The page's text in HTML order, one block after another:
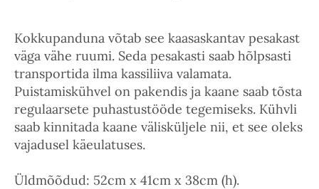
Kokkupanduna võtab see kaasaskantav pesakast
väga vähe ruumi. Seda pesakasti saab hõlpsasti
transportida ilma kassiliiva valamata.
Puistamiskühvel on pakendis ja kaane saab tõsta
regulaarsete puhastustööde tegemiseks. Kühvli
saab kinnitada kaane välisküljele nii, et see oleks
vajadusel käeulatuses.
Üldmõõdud: 52cm x 41cm x 38cm (h).